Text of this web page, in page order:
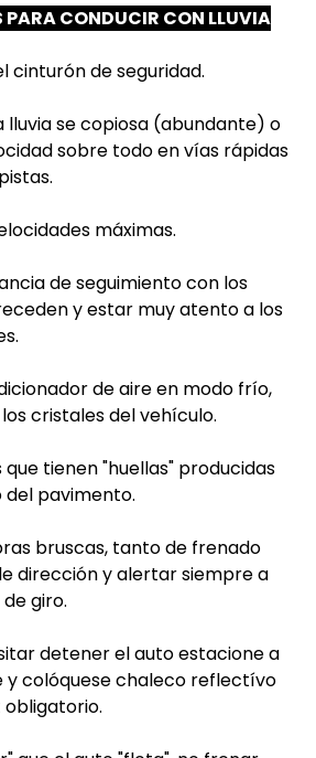
PARA CONDUCIR CON LLUVIA
cinturón de seguridad.
lluvia se copiosa (abundante) o
sobre todo en vías rápidas
máximas.
de seguimiento con los
y estar muy atento a los
de aire en modo frío,
cristales del vehículo.
tienen "huellas" producidas
pavimento.
bruscas, tanto de frenado
dirección y alertar siempre a
giro.
detener el auto estacione a
y colóquese chaleco reflectívo
obligatorio.